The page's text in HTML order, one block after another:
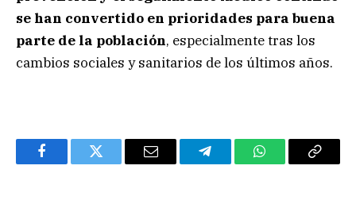
se han convertido en prioridades para buena
parte de la población, especialmente tras los
cambios sociales y sanitarios de los últimos años.
FacebookTwitter Email TelegramWhatsAppCopy